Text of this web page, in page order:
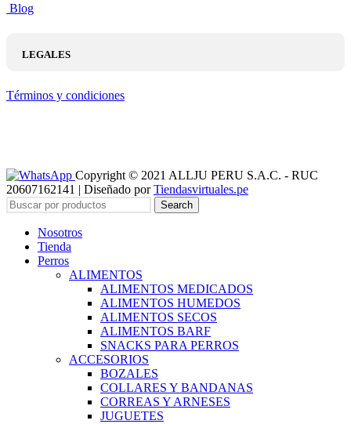
Blog
LEGALES
Términos y condiciones
Copyright © 2021 ALLJU PERU S.A.C. - RUC
20607162141 | Diseñado porTiendasvirtuales.pe
Search
Nosotros
Tienda
Perros
ALIMENTOS
ALIMENTOS MEDICADOS
ALIMENTOS HUMEDOS
ALIMENTOS SECOS
ALIMENTOS BARF
SNACKS PARA PERROS
ACCESORIOS
BOZALES
COLLARES Y BANDANAS
CORREAS Y ARNESES
JUGUETES